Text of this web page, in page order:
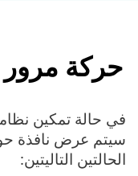
حركة
سيتم عرض نافذة
الحالتين التاليتين: